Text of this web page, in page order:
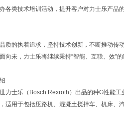
各类技术培训活动，提升客户对力士乐产品
质的执着追求，坚持技术创新，不断推动
向未，力士乐将继续秉持“智能、互联、效"
力士乐（Bosch Rexroth）出品的种G性能
适用于包括压路机、混凝土搅拌车、机床、